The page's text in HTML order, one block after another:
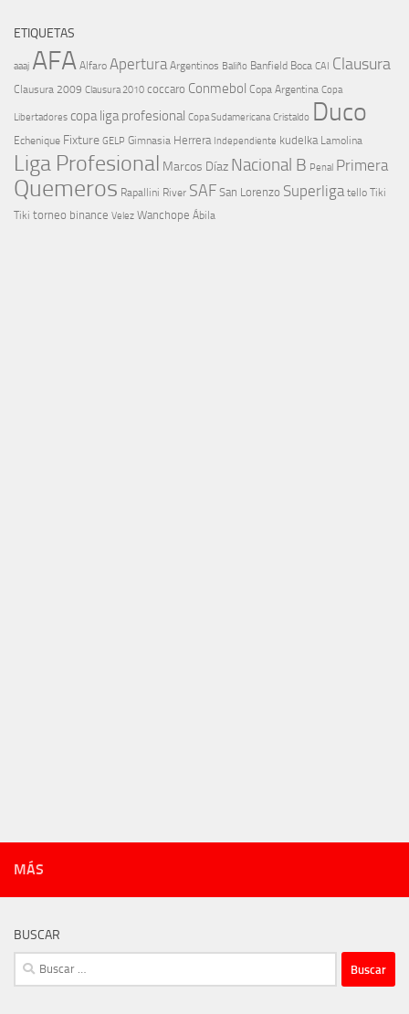
ETIQUETAS
aaaj AFA Alfaro Apertura Argentinos Baliño Banfield Boca CAI Clausura
Clausura 2009 Clausura 2010 coccaro Conmebol Copa Argentina Copa
Libertadores copa liga profesional Copa Sudamericana Cristaldo Duco
Echenique Fixture GELP Gimnasia Herrera Independiente kudelka Lamolina
Liga Profesional Marcos Díaz Nacional B Penal Primera
Quemeros Rapallini River SAF San Lorenzo Superliga tello Tiki
Tiki torneo binance Velez Wanchope Ábila
MÁS
BUSCAR
Buscar: